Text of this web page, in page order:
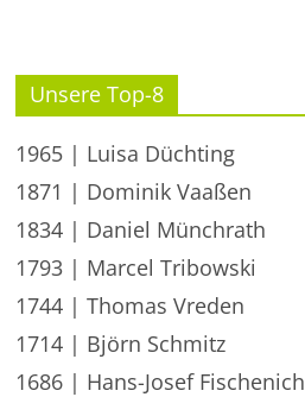
Unsere Top-8
1965 | Luisa Düchting
1871 | Dominik Vaaßen
1834 | Daniel Münchrath
1793 | Marcel Tribowski
1744 | Thomas Vreden
1714 | Björn Schmitz
1686 | Hans-Josef Fischenich